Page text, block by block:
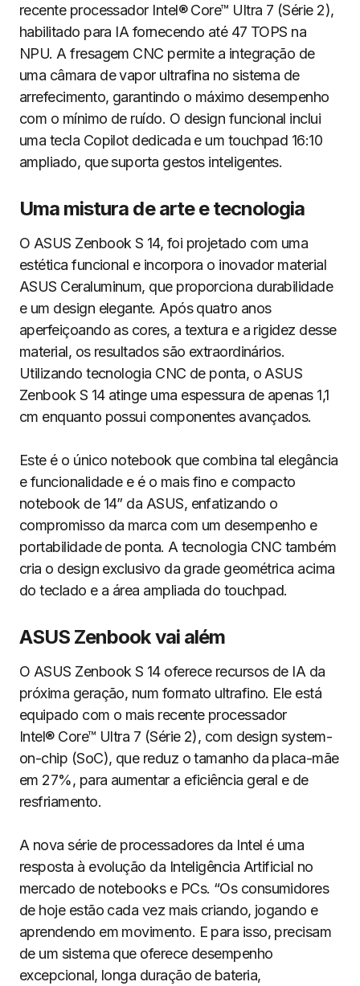
recente processador Intel® Core™ Ultra 7 (Série 2),
habilitado para IA fornecendo até 47 TOPS na
NPU. A fresagem CNC permite a integração de
uma câmara de vapor ultrafina no sistema de
arrefecimento, garantindo o máximo desempenho
com o mínimo de ruído. O design funcional inclui
uma tecla Copilot dedicada e um touchpad 16:10
ampliado, que suporta gestos inteligentes.
Uma mistura de arte e tecnologia
O ASUS Zenbook S 14, foi projetado com uma
estética funcional e incorpora o inovador material
ASUS Ceraluminum, que proporciona durabilidade
e um design elegante. Após quatro anos
aperfeiçoando as cores, a textura e a rigidez desse
material, os resultados são extraordinários.
Utilizando tecnologia CNC de ponta, o ASUS
Zenbook S 14 atinge uma espessura de apenas 1,1
cm enquanto possui componentes avançados.
Este é o único notebook que combina tal elegância
e funcionalidade e é o mais fino e compacto
notebook de 14” da ASUS, enfatizando o
compromisso da marca com um desempenho e
portabilidade de ponta. A tecnologia CNC também
cria o design exclusivo da grade geométrica acima
do teclado e a área ampliada do touchpad.
ASUS Zenbook vai além
O ASUS Zenbook S 14 oferece recursos de IA da
próxima geração, num formato ultrafino. Ele está
equipado com o mais recente processador
Intel® Core™ Ultra 7 (Série 2), com design system-
on-chip (SoC), que reduz o tamanho da placa-mãe
em 27%, para aumentar a eficiência geral e de
resfriamento.
A nova série de processadores da Intel é uma
resposta à evolução da Inteligência Artificial no
mercado de notebooks e PCs. “Os consumidores
de hoje estão cada vez mais criando, jogando e
aprendendo em movimento. E para isso, precisam
de um sistema que oferece desempenho
excepcional, longa duração de bateria,